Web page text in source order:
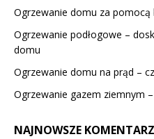
Ogrzewanie domu za
Ogrzewanie podłogowe –
domu
Ogrzewanie domu na prąd –
Ogrzewanie gazem ziemnym
NAJNOWSZE